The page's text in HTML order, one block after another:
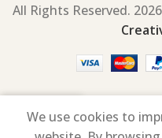
All Rights Reserved.
We use cookies to